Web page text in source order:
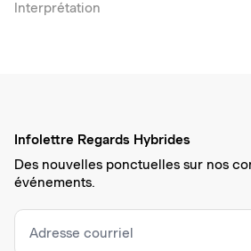
Interprétation
Infolettre Regards Hybrides
Des nouvelles ponctuelles sur nos
événements.